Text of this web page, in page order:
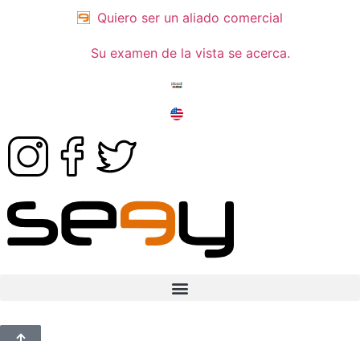
Quiero ser un aliado comercial
Su examen de la vista se acerca.